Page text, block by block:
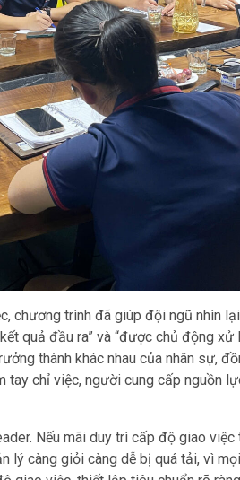
chương trình đã giúp đội ngũ nhìn
quả đầu ra” và “được chủ động
thành khác nhau của nhân sự,
tay chỉ việc, người cung cấp nguồn
Nếu mãi duy trì cấp độ giao việc
lý càng giỏi càng dễ bị quá tải, vì